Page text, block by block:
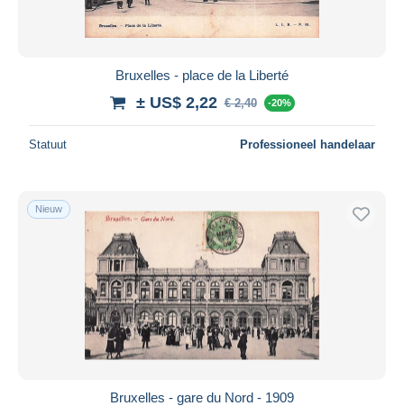
Bruxelles - place de la Liberté
± US$ 2,22 € 2,40 -20%
Statuut Professioneel handelaar
Nieuw
Bruxelles - gare du Nord - 1909